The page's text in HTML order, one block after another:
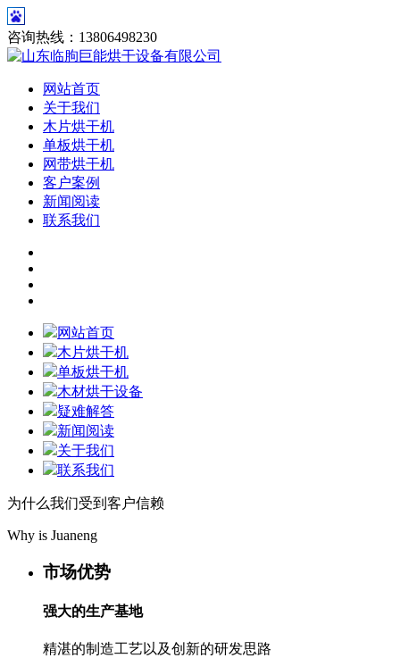
咨询热线：13806498230
网站首页
关于我们
木片烘干机
单板烘干机
网带烘干机
客户案例
新闻阅读
联系我们
网站首页
木片烘干机
单板烘干机
木材烘干设备
疑难解答
新闻阅读
关于我们
联系我们
为什么我们受到客户信赖
Why is Juaneng
市场优势
强大的生产基地
精湛的制造工艺以及创新的研发思路